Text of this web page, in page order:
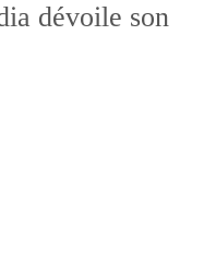
dévoile son